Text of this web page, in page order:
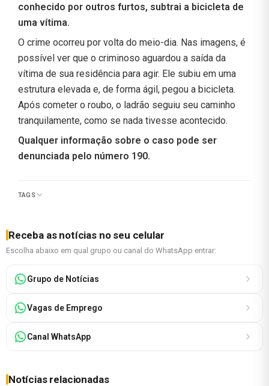
conhecido por outros furtos, subtrai a bicicleta de
uma vítima.
O crime ocorreu por volta do meio-dia. Nas imagens, é
possível ver que o criminoso aguardou a saída da
vítima de sua residência para agir. Ele subiu em uma
estrutura elevada e, de forma ágil, pegou a bicicleta.
Após cometer o roubo, o ladrão seguiu seu caminho
tranquilamente, como se nada tivesse acontecido.
Qualquer informação sobre o caso pode ser
denunciada pelo número 190.
TAGS
Receba as notícias no seu celular
Escolha abaixo em qual grupo ou canal do WhatsApp entrar:
Grupo de Notícias
Vagas de Emprego
Canal WhatsApp
Notícias relacionadas